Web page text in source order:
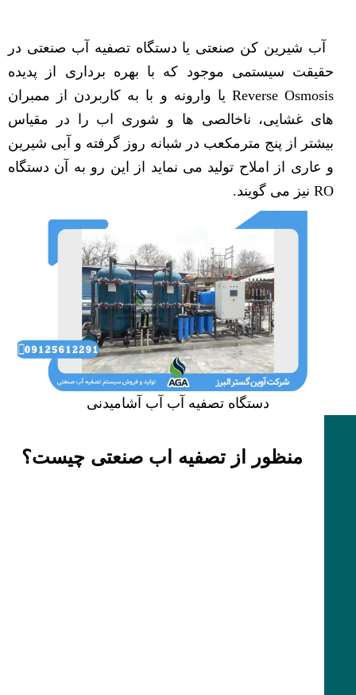
آب شیرین کن صنعتی یا دستگاه تصفیه آب صنعتی در
حقیقت سیستمی موجود که با بهره برداری از پدیده
Reverse Osmosis یا وارونه و با به کاربردن از ممبران
های غشایی، ناخالصی ها و شوری اب را در مقیاس
بیشتر از پنج مترمکعب در شبانه روز گرفته و آبی شیرین
و عاری از املاح تولید می نماید از این رو به آن دستگاه
RO نیز می گویند.
دستگاه تصفیه آب آب آشامیدنی
منظور از تصفیه اب صنعتی چیست؟